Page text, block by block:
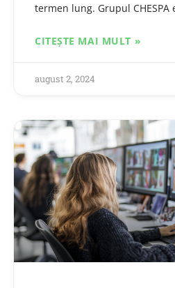
termen lung. Grupul CHESPA
CITEȘTE MAI MULT »
august 2, 2024